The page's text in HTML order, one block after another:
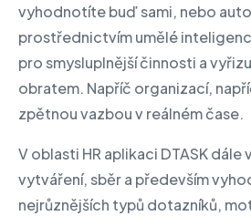
vyhodnotíte buď sami, nebo
prostřednictvím umělé
pro smysluplnější činnosti a
obratem. Napříč organizací,
zpětnou vazbou v reálném čase.
V oblasti HR aplikaci DTASK
vytváření, sběr a především
nejrůznějších typů dotazníků,